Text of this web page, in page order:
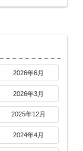
2026年6月
2026年3月
2025年12月
2024年4月